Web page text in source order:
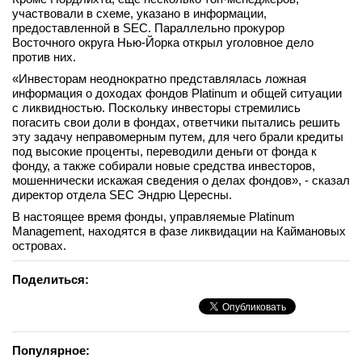
участвовали в схеме, указано в информации,
предоставленной в SEC. Параллельно прокурор
Восточного округа Нью-Йорка открыл уголовное дело
против них.
«Инвесторам неоднократно представлялась ложная
информация о доходах фондов Platinum и общей ситуации
с ликвидностью. Поскольку инвесторы стремились
погасить свои доли в фондах, ответчики пытались решить
эту задачу неправомерным путем, для чего брали кредиты
под высокие проценты, переводили деньги от фонда к
фонду, а также собирали новые средства инвесторов,
мошеннически искажая сведения о делах фондов», - сказал
директор отдела SEC Эндрю Цересны.
В настоящее время фонды, управляемые Platinum
Management, находятся в фазе ликвидации на Каймановых
островах.
Поделиться:
Популярное: